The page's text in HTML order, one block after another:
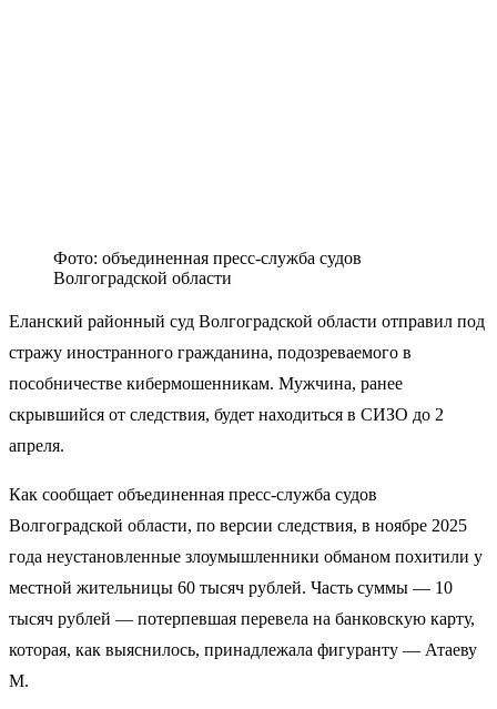
Фото: объединенная пресс-служба судов
Волгоградской области
Еланский районный суд Волгоградской области отправил под
стражу иностранного гражданина, подозреваемого в
пособничестве кибермошенникам. Мужчина, ранее
скрывшийся от следствия, будет находиться в СИЗО до 2
апреля.
Как сообщает объединенная пресс-служба судов
Волгоградской области, по версии следствия, в ноябре 2025
года неустановленные злоумышленники обманом похитили у
местной жительницы 60 тысяч рублей. Часть суммы — 10
тысяч рублей — потерпевшая перевела на банковскую карту,
которая, как выяснилось, принадлежала фигуранту — Атаеву
М.